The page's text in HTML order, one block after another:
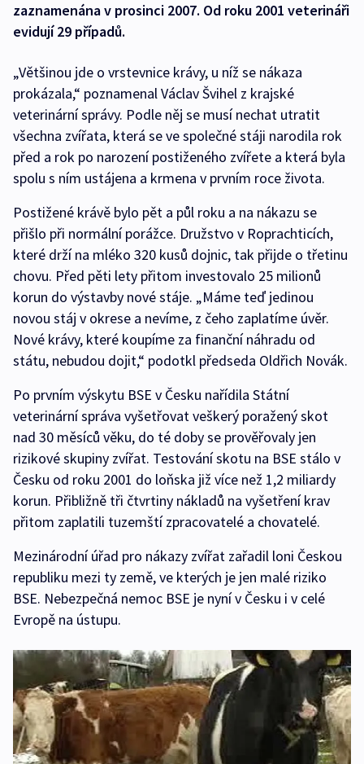
zaznamenána v prosinci 2007. Od roku 2001 veterináři
evidují 29 případů.
„Většinou jde o vrstevnice krávy, u níž se nákaza
prokázala,“ poznamenal Václav Švihel z krajské
veterinární správy. Podle něj se musí nechat utratit
všechna zvířata, která se ve společné stáji narodila rok
před a rok po narození postiženého zvířete a která byla
spolu s ním ustájena a krmena v prvním roce života.
Postižené krávě bylo pět a půl roku a na nákazu se
přišlo při normální porážce. Družstvo v Roprachticích,
které drží na mléko 320 kusů dojnic, tak přijde o třetinu
chovu. Před pěti lety přitom investovalo 25 milionů
korun do výstavby nové stáje. „Máme teď jedinou
novou stáj v okrese a nevíme, z čeho zaplatíme úvěr.
Nové krávy, které koupíme za finanční náhradu od
státu, nebudou dojit,“ podotkl předseda Oldřich Novák.
Po prvním výskytu BSE v Česku nařídila Státní
veterinární správa vyšetřovat veškerý poražený skot
nad 30 měsíců věku, do té doby se prověřovaly jen
rizikové skupiny zvířat. Testování skotu na BSE stálo v
Česku od roku 2001 do loňska již více než 1,2 miliardy
korun. Přibližně tři čtvrtiny nákladů na vyšetření krav
přitom zaplatili tuzemští zpracovatelé a chovatelé.
Mezinárodní úřad pro nákazy zvířat zařadil loni Českou
republiku mezi ty země, ve kterých je jen malé riziko
BSE. Nebezpečná nemoc BSE je nyní v Česku i v celé
Evropě na ústupu.